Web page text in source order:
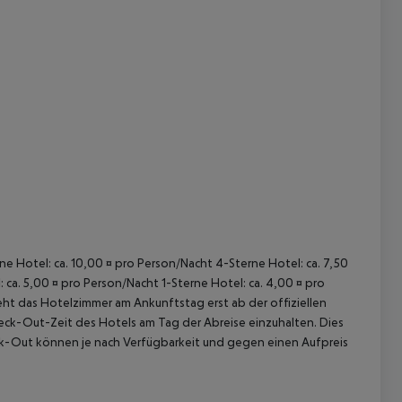
Hotel: ca. 10,00 ¤ pro Person/Nacht 4-Sterne Hotel: ca. 7,50
5,00 ¤ pro Person/Nacht 1-Sterne Hotel: ca. 4,00 ¤ pro
das Hotelzimmer am Ankunftstag erst ab der offiziellen
Out-Zeit des Hotels am Tag der Abreise einzuhalten. Dies
Out können je nach Verfügbarkeit und gegen einen Aufpreis